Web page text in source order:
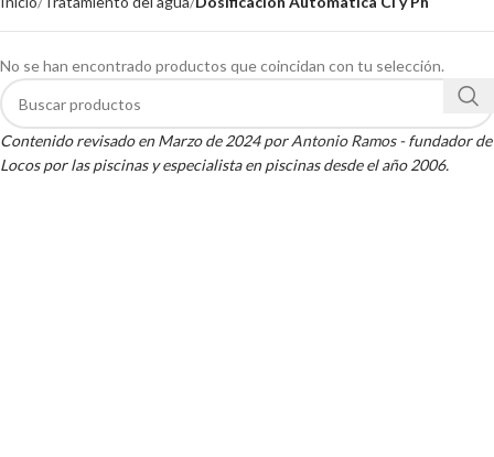
No se han encontrado productos que coincidan con tu selección.
Contenido revisado en Marzo de 2024 porAntonio Ramos- fundador de
Locos por las piscinas y especialista en piscinas desde el año 2006.